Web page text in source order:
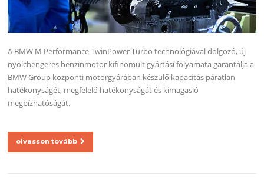
A BMW M Performance TwinPower Turbo technológiával dolgozó, új
nyolchengeres benzinmotor kifinomult gyártási folyamata garantálja a
BMW Group központi motorgyárában készülő kapacitás páratlan
hatékonyságét, megfelelő hatékonyságát és kimagasló
megbízhatóságát.
olvasson tovább